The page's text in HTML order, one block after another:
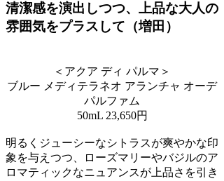
清潔感を演出しつつ、上品な大人の
雰囲気をプラスして（増田）
＜アクア ディ パルマ＞
ブルー メディテラネオ アランチャ オーデ
パルファム
50mL 23,650円
明るくジューシーなシトラスが爽やかな印
象を与えつつ、ローズマリーやバジルのア
ロマティックなニュアンスが上品さを引き